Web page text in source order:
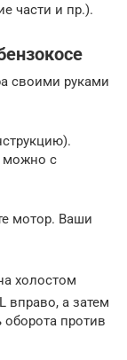
части и пр.).
своими руками
можно с
мотор. Ваши
холостом
вправо, а затем
против